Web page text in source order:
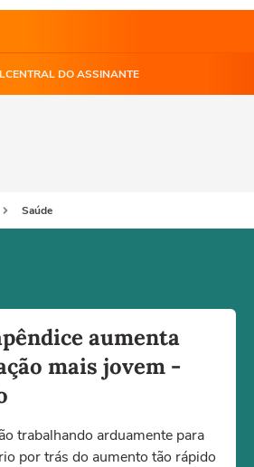
CENTRAL DO ASSINANTE
Saúde
aumenta
mais jovem -
trabalhando arduamente para
por trás do aumento tão rápido